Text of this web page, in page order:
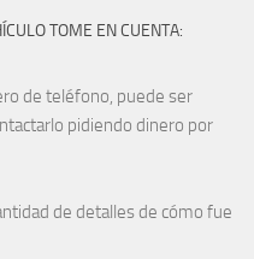
TOME EN CUENTA:
de teléfono, puede ser
pidiendo dinero por
de detalles de cómo fue